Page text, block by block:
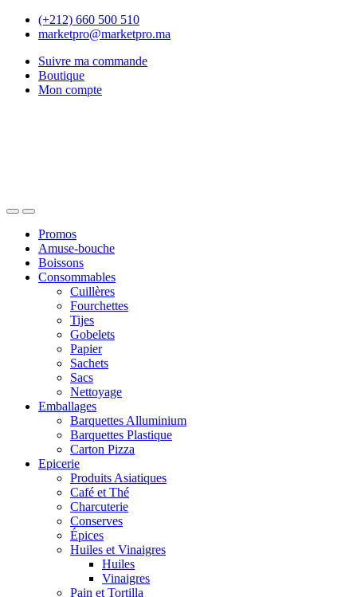
Skip
Skip
(+212) 660 500 510
marketpro@marketpro.ma
Suivre ma commande
Boutique
Mon compte
OpenClose
Promos
Amuse-bouche
Boissons
Consommables
Cuillères
Fourchettes
Tijes
Gobelets
Papier
Sachets
Sacs
Nettoyage
Emballages
Barquettes Alluminium
Barquettes Plastique
Carton Pizza
Epicerie
Produits Asiatiques
Café et Thé
Charcuterie
Conserves
Épices
Huiles et Vinaigres
Huiles
Vinaigres
Pain et Tortilla